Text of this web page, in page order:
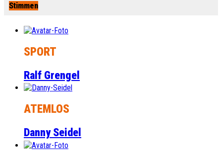
Stimmen
SPORT
Ralf Grengel
ATEMLOS
Danny Seidel